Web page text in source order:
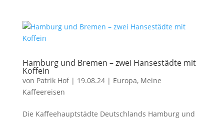
Hamburg und Bremen – zwei Hansestädte mit
Koffein
von Patrik Hof| 19.08.24| Europa, Meine
Kaffeereisen
Die Kaffeehauptstädte Deutschlands Hamburg und